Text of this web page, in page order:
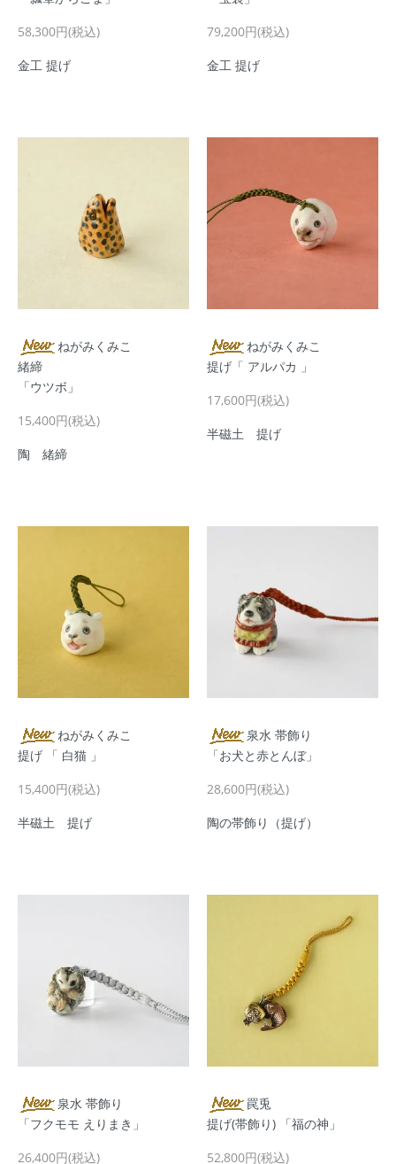
58,300円(税込)
金工 提げ
79,200円(税込)
金工 提げ
ねがみくみこ
緒締
「ウツボ」
15,400円(税込)
陶 緒締
ねがみくみこ
提げ「 アルパカ 」
17,600円(税込)
半磁土 提げ
ねがみくみこ
提げ 「 白猫 」
15,400円(税込)
半磁土 提げ
泉水 帯飾り
「お犬と赤とんぼ」
28,600円(税込)
陶の帯飾り（提げ）
泉水 帯飾り
「フクモモ えりまき」
26,400円(税込)
罠兎
提げ(帯飾り) 「福の神」
52,800円(税込)